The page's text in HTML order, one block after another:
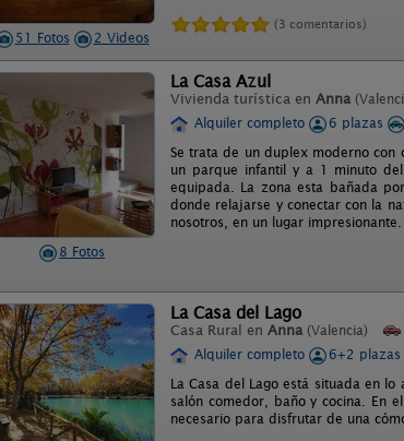
51 Fotos 2 Videos
(3 comentarios)
8 Fotos
La Casa Azul
Vivienda turística en Anna
Alquiler completo
6 plazas
Se trata de un duplex moderno con
un parque infantil y a 1 minuto
equipada. La zona esta bañada
donde relajarse y conectar con la
nosotros, en un lugar impresionante.
La Casa del Lago
Casa Rural en Anna (Valencia)
Alquiler completo
6+2 plazas
La Casa del Lago está situada en
salón comedor, baño y cocina. En
necesario para disfrutar de una